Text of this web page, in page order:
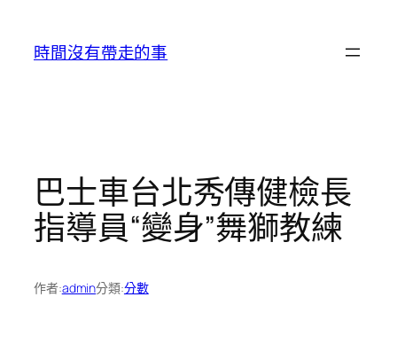
時間沒有帶走的事
巴士車台北秀傳健檢長
指導員“變身”舞獅教練
作者:admin分類:分數